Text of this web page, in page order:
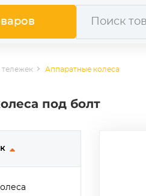
тележек Аппаратные колеса
под болт